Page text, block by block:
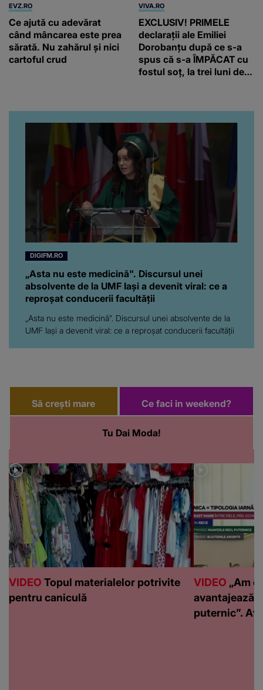
EVZ.RO
Ce ajută cu adevărat
când mâncarea este prea
sărată. Nu zahărul și nici
cartoful crud
VIVA.RO
EXCLUSIV! PRIMELE
declarații ale Emiliei
Dorobanțu după ce s-a
spus că s-a ÎMPĂCAT cu
fostul soț, la trei luni de
artistă i-a lăsat MASCĂ
pe toți. De data aceasta,
chiar a rupt tăcerea:
”Poate că aveam să ne
spunem, să ne...”
DIGIFM.RO
„Asta nu este medicină". Discursul unei
absolvente de la UMF Iași a devenit viral: ce a
reproșat conducerii facultății
„Asta nu este medicină". Discursul unei absolvente de la
UMF Iași a devenit viral: ce a reproșat conducerii facultății
Să crești mare
Tu Dai Moda!
Ce faci in weekend?
VIDEO Topul materialelor potrivite
pentru caniculă
VIDEO „Am
avantajează
puternic”.